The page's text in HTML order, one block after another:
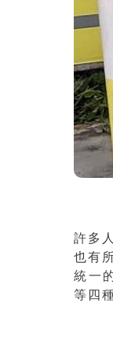
許多
也有
統一
等四